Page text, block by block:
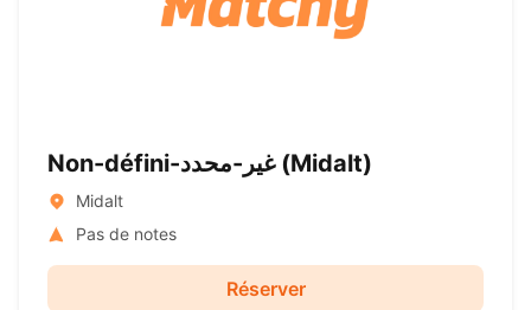
Non-défini-غير-محدد ( Midalt)
Midalt
Pas de notes
Réserver